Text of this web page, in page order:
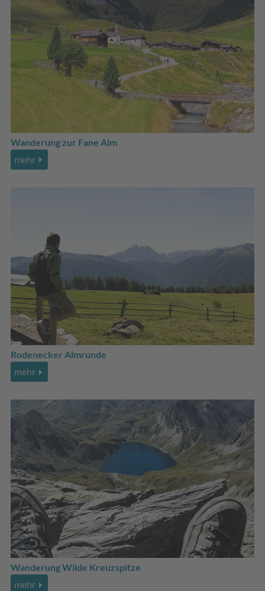
Wanderung zur Fane Alm
mehr
Rodenecker Almrunde
mehr
Wanderung Wilde Kreuzspitze
mehr